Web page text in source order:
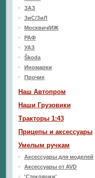
ЗАЗ
ЗиС/ЗиЛ
Москвич/ИЖ
РАФ
УАЗ
Škoda
Иномарки
Прочие
Наш Aвтопром
Наши Грузовики
Тракторы 1:43
Прицепы и аксессуары
Умелым ручкам
Аксессуары для моделей
Аксессуары от AVD
'Стекляшки'